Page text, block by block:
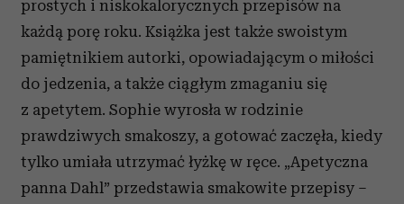
prostych i niskokalorycznych przepisów na
każdą porę roku. Książka jest także swoistym
pamiętnikiem autorki, opowiadającym o miłości
do jedzenia, a także ciągłym zmaganiu się
z apetytem. Sophie wyrosła w rodzinie
prawdziwych smakoszy, a gotować zaczęła, kiedy
tylko umiała utrzymać łyżkę w ręce. „Apetyczna
panna Dahl” przedstawia smakowite przepisy –